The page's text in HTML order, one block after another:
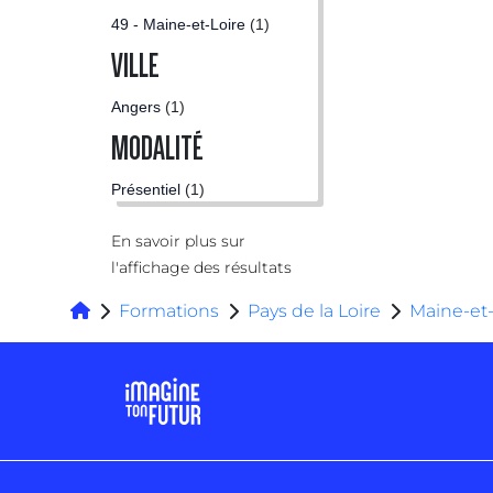
49 - Maine-et-Loire (1)
VILLE
Angers (1)
MODALITÉ
Présentiel (1)
En savoir plus sur
l'affichage des résultats
Formations Pays de la Loire Maine-